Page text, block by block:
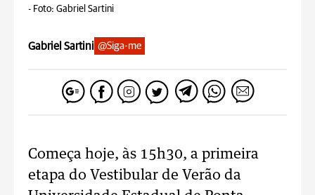
- Foto: Gabriel Sartini
Gabriel Sartini @Siga-me
Começa hoje, às 15h30, a primeira
etapa do Vestibular de Verão da